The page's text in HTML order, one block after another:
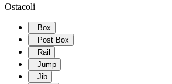
Ostacoli
Box
Post Box
Rail
Jump
Jib